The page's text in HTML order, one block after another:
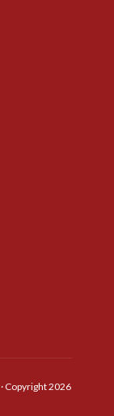
Copyright 2026